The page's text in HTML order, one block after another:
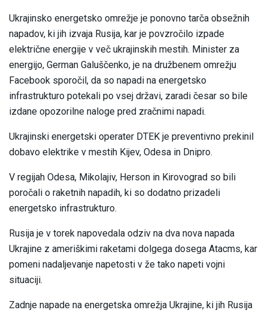
Ukrajinsko energetsko omrežje je ponovno tarča obsežnih
napadov, ki jih izvaja Rusija, kar je povzročilo izpade
električne energije v več ukrajinskih mestih. Minister za
energijo, German Galuščenko, je na družbenem omrežju
Facebook sporočil, da so napadi na energetsko
infrastrukturo potekali po vsej državi, zaradi česar so bile
izdane opozorilne naloge pred zračnimi napadi.
Ukrajinski energetski operater DTEK je preventivno prekinil
dobavo elektrike v mestih Kijev, Odesa in Dnipro.
V regijah Odesa, Mikolajiv, Herson in Kirovograd so bili
poročali o raketnih napadih, ki so dodatno prizadeli
energetsko infrastrukturo.
Rusija je v torek napovedala odziv na dva nova napada
Ukrajine z ameriškimi raketami dolgega dosega Atacms, kar
pomeni nadaljevanje napetosti v že tako napeti vojni
situaciji.
Zadnje napade na energetska omrežja Ukrajine, ki jih Rusija